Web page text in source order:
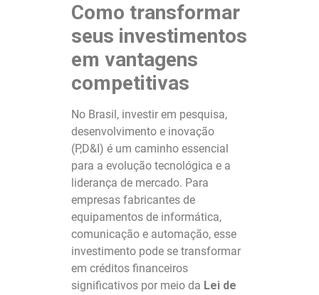
Como transformar
seus investimentos
em vantagens
competitivas
No Brasil, investir em pesquisa,
desenvolvimento e inovação
(P,D&I) é um caminho essencial
para a evolução tecnológica e a
liderança de mercado. Para
empresas fabricantes de
equipamentos de informática,
comunicação e automação, esse
investimento pode se transformar
em créditos financeiros
significativos por meio da Lei de